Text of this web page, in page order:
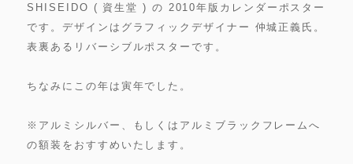
SHISEIDO ( 資生堂 ) の 2010年版カレンダーポスター
です。デザインはグラフィックデザイナー 仲城正義氏。
表裏あるリバーシブルポスターです。
ちなみにこの年は寅年でした。
※アルミシルバー、もしくはアルミブラックフレームへ
の額装をおすすめいたします。